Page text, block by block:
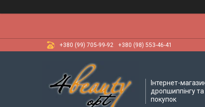
+380 (99) 705-99-92 +380 (98) 553-46-41
Інтернет-
дропшиппінгу
покупок